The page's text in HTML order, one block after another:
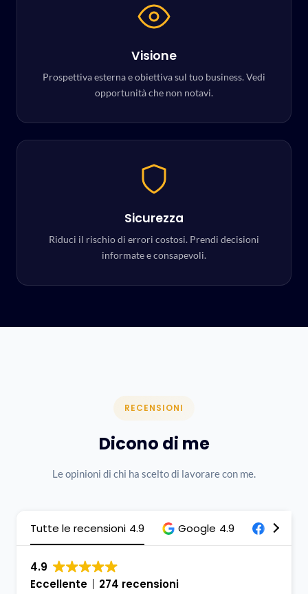
Visione
Prospettiva esterna e obiettiva sul tuo business. Vedi
opportunità che non notavi.
Sicurezza
Riduci il rischio di errori costosi. Prendi decisioni
informate e consapevoli.
RECENSIONI
Dicono di me
Le opinioni di chi ha scelto di lavorare con me.
Tutte le recensioni 4.9 Google 4.9
4.9
Eccellente
274 recensioni